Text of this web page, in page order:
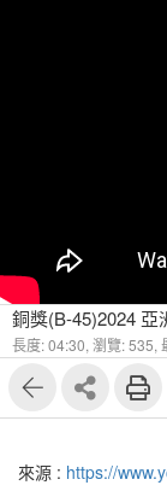
銅獎(B-45)2024
長度: 04:30, 瀏覽: 535,
來源 : https://